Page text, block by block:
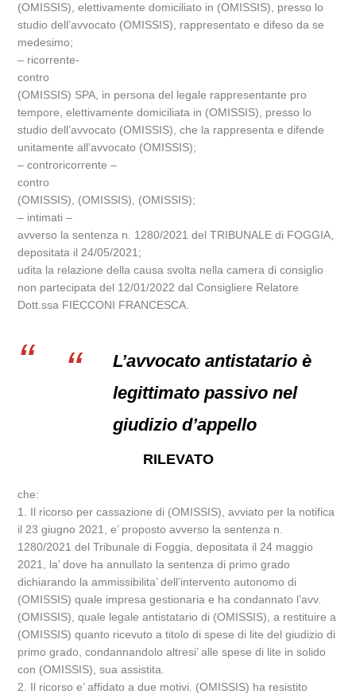
(OMISSIS), elettivamente domiciliato in (OMISSIS), presso lo
studio dell’avvocato (OMISSIS), rappresentato e difeso da se
medesimo;
– ricorrente-
contro
(OMISSIS) SPA, in persona del legale rappresentante pro
tempore, elettivamente domiciliata in (OMISSIS), presso lo
studio dell’avvocato (OMISSIS), che la rappresenta e difende
unitamente all’avvocato (OMISSIS);
– controricorrente –
contro
(OMISSIS), (OMISSIS), (OMISSIS);
– intimati –
avverso la sentenza n. 1280/2021 del TRIBUNALE di FOGGIA,
depositata il 24/05/2021;
udita la relazione della causa svolta nella camera di consiglio
non partecipata del 12/01/2022 dal Consigliere Relatore
Dott.ssa FIECCONI FRANCESCA.
L’avvocato antistatario è
legittimato passivo nel
giudizio d’appello
RILEVATO
che:
1. Il ricorso per cassazione di (OMISSIS), avviato per la notifica
il 23 giugno 2021, e’ proposto avverso la sentenza n.
1280/2021 del Tribunale di Foggia, depositata il 24 maggio
2021, la’ dove ha annullato la sentenza di primo grado
dichiarando la ammissibilita’ dell’intervento autonomo di
(OMISSIS) quale impresa gestionaria e ha condannato l’avv.
(OMISSIS), quale legale antistatario di (OMISSIS), a restituire a
(OMISSIS) quanto ricevuto a titolo di spese di lite del giudizio di
primo grado, condannandolo altresi’ alle spese di lite in solido
con (OMISSIS), sua assistita.
2. Il ricorso e’ affidato a due motivi. (OMISSIS) ha resistito